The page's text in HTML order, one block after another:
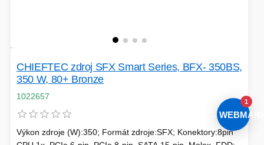
CHIEFTEC zdroj SFX Smart Series, BFX- 350BS,
350 W, 80+ Bronze
1022657
Výkon zdroje (W):350; Formát zdroje:SFX; Konektory:8pin
AI →
1